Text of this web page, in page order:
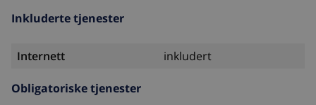
Inkluderte tjenester
Internett inkludert
Obligatoriske tjenester